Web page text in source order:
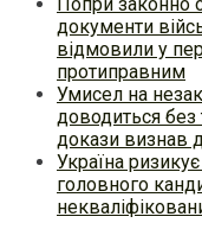
документи
відмовили у
протиправним
Умисел на
доводиться
докази визнав
Україна
головного